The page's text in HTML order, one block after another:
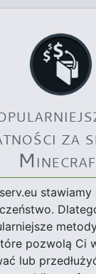
za
pozwolą Ci
lub